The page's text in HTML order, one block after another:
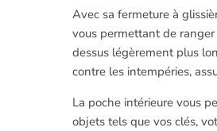
Avec sa fermeture à
vous permettant de
dessus légèrement plus
contre les intempéries,
La poche intérieure vous
objets tels que vos clés,